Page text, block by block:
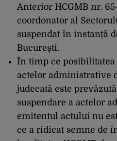
Anterior HCGMB nr.
coordonator al
suspendat în instanță
București.
În timp ce posibilitatea
actelor administrative
judecată este
suspendare a actelor
emitentul actului nu
ce a ridicat semne de